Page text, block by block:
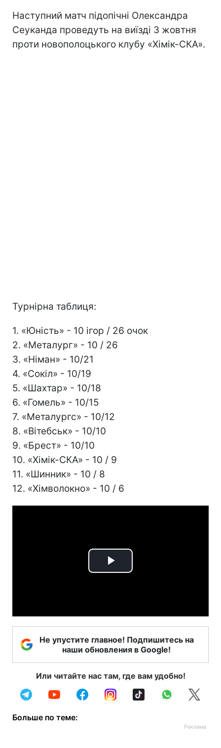
Наступний матч підопічні Олександра
Сеуканда проведуть на виїзді 3 жовтня
проти новополоцького клубу «Хімік-СКА».
Турнірна таблиця:
1. «Юність» - 10 ігор / 26 очок
2. «Металург» - 10 / 26
3. «Німан» - 10/21
4. «Сокіл» - 10/19
5. «Шахтар» - 10/18
6. «Гомель» - 10/15
7. «Металургс» - 10/12
8. «Вітебськ» - 10/10
9. «Брест» - 10/10
10. «Хімік-СКА» - 10 / 9
11. «Шинник» - 10 / 8
12. «Хімволокно» - 10 / 6
Play
Не упустите главное! Подпишитесь на
наши обновления в Google!
Или читайте нас там, где вам удобно!
Больше по теме: